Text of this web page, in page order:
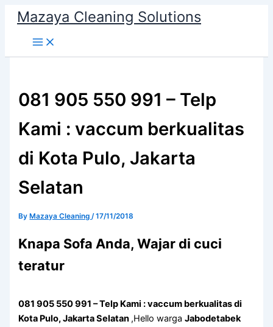
content
Mazaya Cleaning Solutions
081 905 550 991 – Telp
Kami : vaccum berkualitas
di Kota Pulo, Jakarta
Selatan
By Mazaya Cleaning/17/11/2018
Knapa Sofa Andа, Wajar di cuci
teratur
081 905 550 991 – Telp Kami : vaccum berkualitas di
Kota Pulo, Jakarta Selatan ,Hello wargaJabodetabek